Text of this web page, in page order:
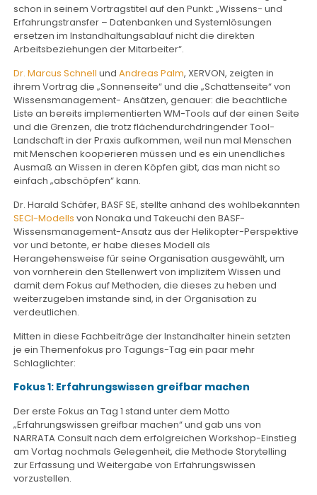
schon in seinem Vortragstitel auf den Punkt: „Wissens- und
Erfahrungstransfer – Datenbanken und Systemlösungen
ersetzen im Instandhaltungsablauf nicht die direkten
Arbeitsbeziehungen der Mitarbeiter“.
Dr. Marcus Schnell undAndreas Palm, XERVON, zeigten in
ihrem Vortrag die „Sonnenseite“ und die „Schattenseite“ von
Wissensmanagement- Ansätzen, genauer: die beachtliche
Liste an bereits implementierten WM-Tools auf der einen Seite
und die Grenzen, die trotz flächendurchdringender Tool-
Landschaft in der Praxis aufkommen, weil nun mal Menschen
mit Menschen kooperieren müssen und es ein unendliches
Ausmaß an Wissen in deren Köpfen gibt, das man nicht so
einfach „abschöpfen“ kann.
Dr. Harald Schäfer, BASF SE, stellte anhand des wohlbekannten
SECI-Modells von Nonaka und Takeuchi den BASF-
Wissensmanagement-Ansatz aus der Helikopter-Perspektive
vor und betonte, er habe dieses Modell als
Herangehensweise für seine Organisation ausgewählt, um
von vornherein den Stellenwert von implizitem Wissen und
damit dem Fokus auf Methoden, die dieses zu heben und
weiterzugeben imstande sind, in der Organisation zu
verdeutlichen.
Mitten in diese Fachbeiträge der Instandhalter hinein setzten
je ein Themenfokus pro Tagungs-Tag ein paar mehr
Schlaglichter:
Fokus 1: Erfahrungswissen greifbar machen
Der erste Fokus an Tag 1 stand unter dem Motto
„Erfahrungswissen greifbar machen“ und gab uns von
NARRATA Consult nach dem erfolgreichen Workshop-Einstieg
am Vortag nochmals Gelegenheit, die Methode Storytelling
zur Erfassung und Weitergabe von Erfahrungswissen
vorzustellen.